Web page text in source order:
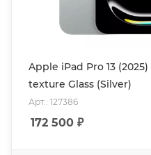
Apple iPad Pro 13
texture Glass (Silver)
Арт.: 127386
172 500 ₽